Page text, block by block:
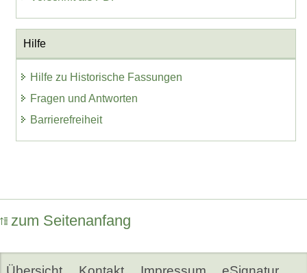
Hilfe
Hilfe zu Historische Fassungen
Fragen und Antworten
Barrierefreiheit
zum Seitenanfang